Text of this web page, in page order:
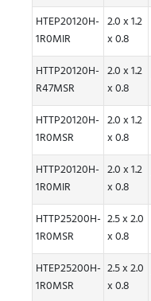
HTEP20120H-
1R0MIR
2.0 x 1.2
x 0.8
HTTP20120H-
R47MSR
2.0 x 1.2
x 0.8
HTTP20120H-
1R0MSR
2.0 x 1.2
x 0.8
HTTP20120H-
1R0MIR
2.0 x 1.2
x 0.8
HTTP25200H-
1R0MSR
2.5 x 2.0
x 0.8
HTEP25200H-
1R0MSR
2.5 x 2.0
x 0.8